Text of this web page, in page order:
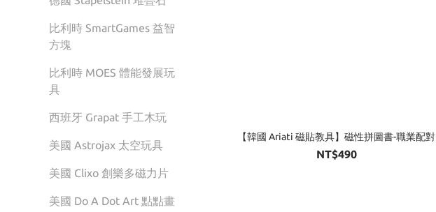
比利時 SmartGames 益智
方塊
比利時 MOES 體能發展玩
具
西班牙 Grapat 手工木玩
美國 Astrojax 太空玩具
美國 Clixo 創樂多磁力片
美國 Do A Dot Art 點點畫
【韓國 Ariati 磁貼教具】磁性拼圖書-職業配對
NT$490